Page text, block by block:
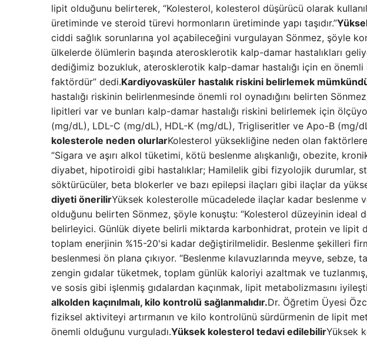
lipit olduğunu belirterek, “Kolesterol, kolesterol düşürücü olarak
üretiminde ve steroid türevi hormonların üretiminde yapı taşıdır.”
ciddi sağlık sorunlarına yol açabileceğini vurgulayan Sönmez, şöyle
ülkelerde ölümlerin başında aterosklerotik kalp-damar hastalıkları
dediğimiz bozukluk, aterosklerotik kalp-damar hastalığı için en
faktördür” dedi.Kardiyovasküler hastalık riskini belirlemek
hastalığı riskinin belirlenmesinde önemli rol oynadığını belirten
lipitleri var ve bunları kalp-damar hastalığı riskini belirlemek için
(mg/dL), LDL-C (mg/dL), HDL-K (mg/dL), Trigliseritler ve Apo-B (mg/
kolesterole neden olurlarKolesterol yüksekliğine neden olan
“Sigara ve aşırı alkol tüketimi, kötü beslenme alışkanlığı, obezite,
diyabet, hipotiroidi gibi hastalıklar; Hamilelik gibi fizyolojik durumlar,
söktürücüler, beta blokerler ve bazı epilepsi ilaçları gibi ilaçlar da
diyeti önerilirYüksek kolesterolle mücadelede ilaçlar kadar beslenme
olduğunu belirten Sönmez, şöyle konuştu: “Kolesterol düzeyinin ideal
belirleyici. Günlük diyete belirli miktarda karbonhidrat, protein ve lipit
toplam enerjinin %15-20'si kadar değiştirilmelidir. Beslenme şekilleri
beslenmesi ön plana çıkıyor. “Beslenme kılavuzlarında meyve, sebze,
zengin gıdalar tüketmek, toplam günlük kaloriyi azaltmak ve
ve sosis gibi işlenmiş gıdalardan kaçınmak, lipit metabolizmasını
alkolden kaçınılmalı, kilo kontrolü sağlanmalıdır.Dr. Öğretim Üyesi
fiziksel aktiviteyi artırmanın ve kilo kontrolünü sürdürmenin de lipit
önemli olduğunu vurguladı.Yüksek kolesterol tedavi edilebilirYüksek